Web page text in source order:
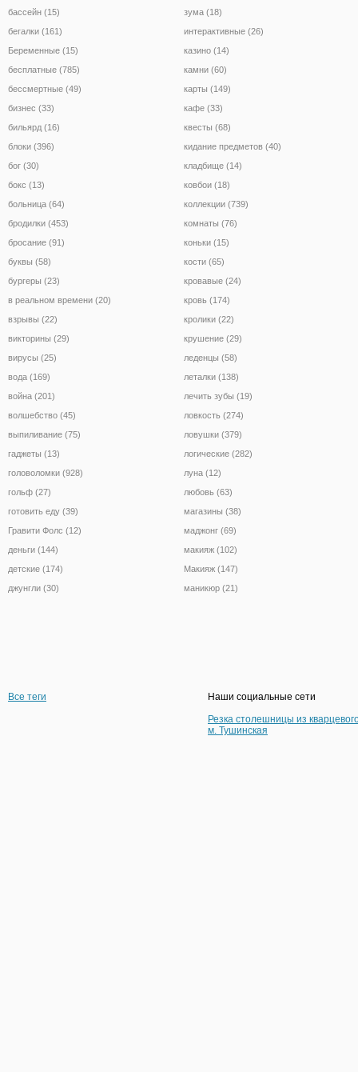
бассейн (15)
бегалки (161)
Беременные (15)
бесплатные (785)
бессмертные (49)
бизнес (33)
бильярд (16)
блоки (396)
бог (30)
бокс (13)
больница (64)
бродилки (453)
бросание (91)
буквы (58)
бургеры (23)
в реальном времени (20)
взрывы (22)
викторины (29)
вирусы (25)
вода (169)
война (201)
волшебство (45)
выпиливание (75)
гаджеты (13)
головоломки (928)
гольф (27)
готовить еду (39)
Гравити Фолс (12)
деньги (144)
детские (174)
джунгли (30)
зума (18)
интерактивные (26)
казино (14)
камни (60)
карты (149)
кафе (33)
квесты (68)
кидание предметов (40)
кладбище (14)
ковбои (18)
коллекции (739)
комнаты (76)
коньки (15)
кости (65)
кровавые (24)
кровь (174)
кролики (22)
крушение (29)
леденцы (58)
леталки (138)
лечить зубы (19)
ловкость (274)
ловушки (379)
логические (282)
луна (12)
любовь (63)
магазины (38)
маджонг (69)
макияж (102)
Макияж (147)
маникюр (21)
Все теги
Наши социальные сети
Резка столешницы из
м. Тушинская